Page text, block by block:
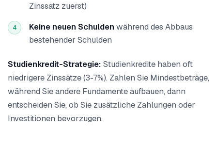
Zinssatz zuerst)
4 Keine neuen Schulden während des Abbaus
bestehender Schulden
Studienkredit-Strategie: Studienkredite haben oft
niedrigere Zinssätze (3-7%). Zahlen Sie Mindestbeträge,
während Sie andere Fundamente aufbauen, dann
entscheiden Sie, ob Sie zusätzliche Zahlungen oder
Investitionen bevorzugen.